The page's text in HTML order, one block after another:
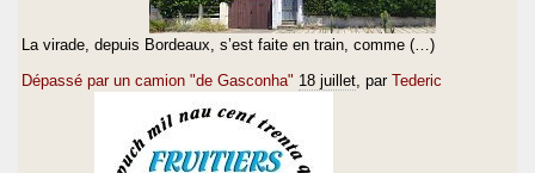
La virade, depuis Bordeaux, s’est faite en train, comme (…)
Dépassé par un camion "de Gasconha" 18 juillet , par Tederic